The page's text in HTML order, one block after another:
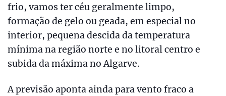
frio, vamos ter céu geralmente limpo,
formação de gelo ou geada, em especial no
interior, pequena descida da temperatura
mínima na região norte e no litoral centro e
subida da máxima no Algarve.
A previsão aponta ainda para vento fraco a